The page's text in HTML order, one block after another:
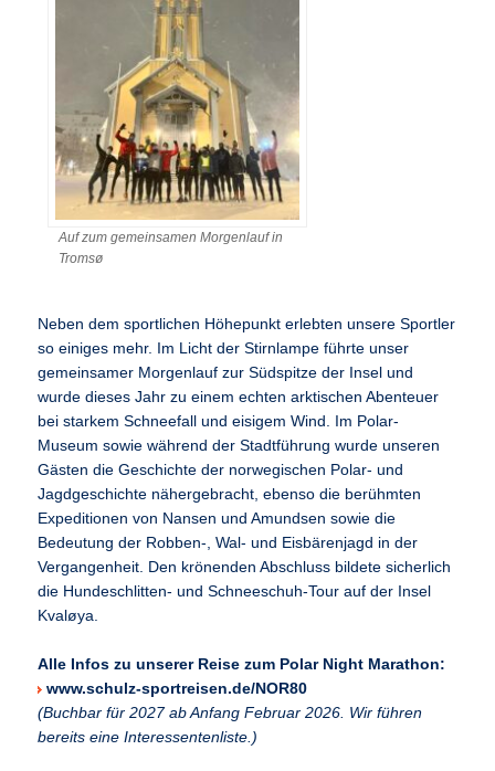
Auf zum gemeinsamen Morgenlauf in
Tromsø
Neben dem sportlichen Höhepunkt erlebten unsere Sportler
so einiges mehr. Im Licht der Stirnlampe führte unser
gemeinsamer Morgenlauf zur Südspitze der Insel und
wurde dieses Jahr zu einem echten arktischen Abenteuer
bei starkem Schneefall und eisigem Wind. Im Polar-
Museum sowie während der Stadtführung wurde unseren
Gästen die Geschichte der norwegischen Polar- und
Jagdgeschichte nähergebracht, ebenso die berühmten
Expeditionen von Nansen und Amundsen sowie die
Bedeutung der Robben-, Wal- und Eisbärenjagd in der
Vergangenheit. Den krönenden Abschluss bildete sicherlich
die Hundeschlitten- und Schneeschuh-Tour auf der Insel
Kvaløya.
Alle Infos zu unserer Reise zum Polar Night Marathon:
www.schulz-sportreisen.de/NOR80
(Buchbar für 2027 ab Anfang Februar 2026. Wir führen
bereits eine Interessentenliste.)